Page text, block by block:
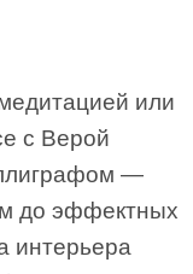
или
с Верой
—
до эффектных
интерьера